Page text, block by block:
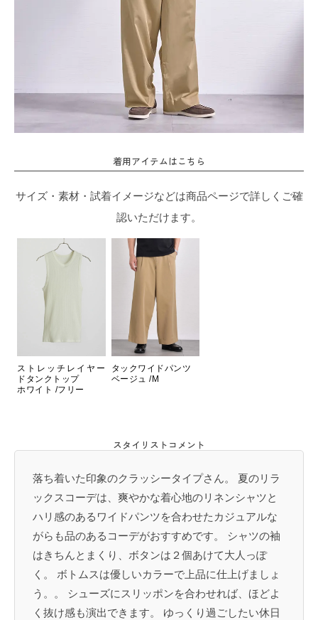
着用アイテムはこちら
サイズ・素材・試着イメージなどは商品ページで詳しくご確
認いただけます。
ストレッチレイヤー
ドタンクトップ
ホワイト /フリー
タックワイドパンツ
ベージュ /M
スタイリストコメント
落ち着いた印象のクラッシータイプさん。 夏のリラ
ックスコーデは、爽やかな着心地のリネンシャツと
ハリ感のあるワイドパンツを合わせたカジュアルな
がらも品のあるコーデがおすすめです。 シャツの袖
はきちんとまくり、ボタンは２個あけて大人っぽ
く。 ボトムスは優しいカラーで上品に仕上げましょ
う。。 シューズにスリッポンを合わせれば、ほどよ
く抜け感も演出できます。 ゆっくり過ごしたい休日